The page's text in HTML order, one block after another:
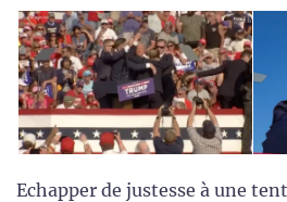
Echapper de justesse à une